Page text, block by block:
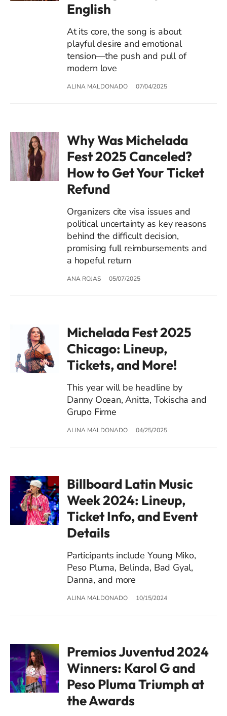
English
At its core, the song is about
playful desire and emotional
tension—the push and pull of
modern love
ALINA MALDONADO 07/04/2025
Why Was Michelada
Fest 2025 Canceled?
How to Get Your Ticket
Refund
Organizers cite visa issues and
political uncertainty as key reasons
behind the difficult decision,
promising full reimbursements and
a hopeful return
ANA ROJAS 05/07/2025
Michelada Fest 2025
Chicago: Lineup,
Tickets, and More!
This year will be headline by
Danny Ocean, Anitta, Tokischa and
Grupo Firme
ALINA MALDONADO 04/25/2025
Billboard Latin Music
Week 2024: Lineup,
Ticket Info, and Event
Details
Participants include Young Miko,
Peso Pluma, Belinda, Bad Gyal,
Danna, and more
ALINA MALDONADO 10/15/2024
Premios Juventud 2024
Winners: Karol G and
Peso Pluma Triumph at
the Awards